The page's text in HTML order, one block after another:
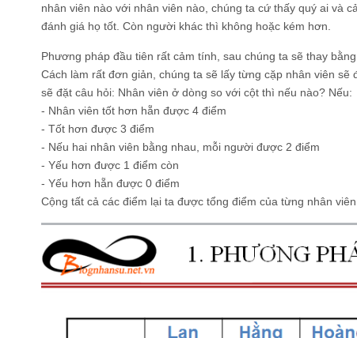
nhân viên nào với nhân viên nào, chúng ta cứ thấy quý ai và
đánh giá họ tốt. Còn người khác thì không hoặc kém hơn.
Phương pháp đầu tiên rất cảm tính, sau chúng ta sẽ thay bằng
Cách làm rất đơn giản, chúng ta sẽ lấy từng cặp nhân viên sẽ
sẽ đặt câu hỏi: Nhân viên ở dòng so với cột thì nếu nào? Nếu:
- Nhân viên tốt hơn hẵn được 4 điểm
- Tốt hơn được 3 điểm
- Nếu hai nhân viên bằng nhau, mỗi người được 2 điểm
- Yếu hơn được 1 điểm còn
- Yếu hơn hẵn được 0 điểm
Cộng tất cả các điểm lại ta được tổng điểm của từng nhân